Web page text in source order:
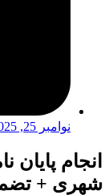
نوامبر 25, 2025
انجام
شهری +